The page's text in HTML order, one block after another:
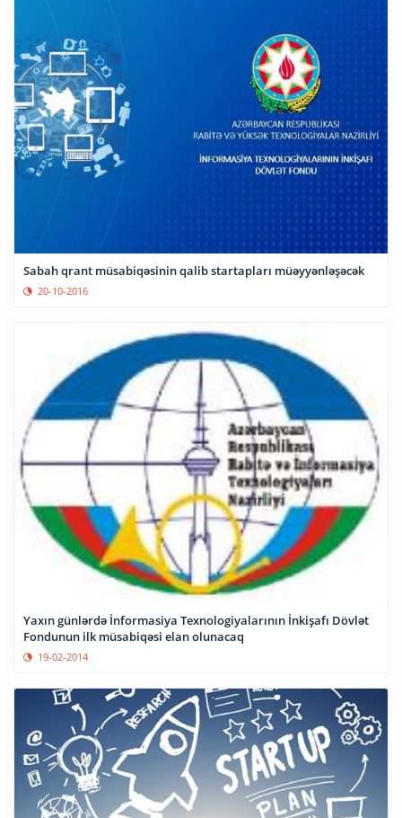
Sabah qrant müsabiqəsinin qalib startapları müəyyənləşəcək
20-10-2016
Yaxın günlərdə İnformasiya Texnologiyalarının İnkişafı Dövlət
Fondunun ilk müsabiqəsi elan olunacaq
19-02-2014